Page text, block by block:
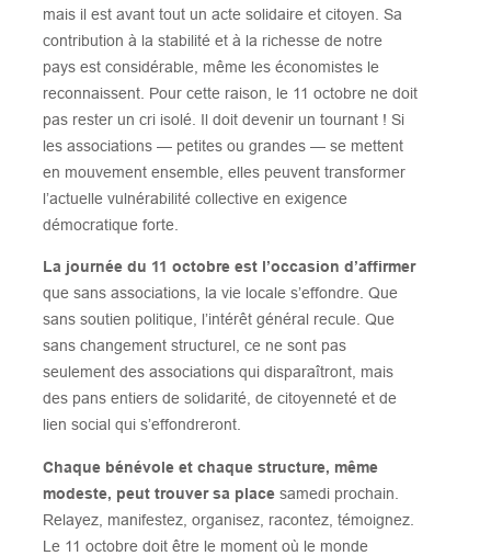
mais il est avant tout un acte solidaire et citoyen. Sa
contribution à la stabilité et à la richesse de notre
pays est considérable, même les économistes le
reconnaissent. Pour cette raison, le 11 octobre ne doit
pas rester un cri isolé. Il doit devenir un tournant ! Si
les associations — petites ou grandes — se mettent
en mouvement ensemble, elles peuvent transformer
l’actuelle vulnérabilité collective en exigence
démocratique forte.
La journée du 11 octobre est l’occasion d’affirmer
que sans associations, la vie locale s’effondre. Que
sans soutien politique, l’intérêt général recule. Que
sans changement structurel, ce ne sont pas
seulement des associations qui disparaîtront, mais
des pans entiers de solidarité, de citoyenneté et de
lien social qui s’effondreront.
Chaque bénévole et chaque structure, même
modeste, peut trouver sa place samedi prochain.
Relayez, manifestez, organisez, racontez, témoignez.
Le 11 octobre doit être le moment où le monde